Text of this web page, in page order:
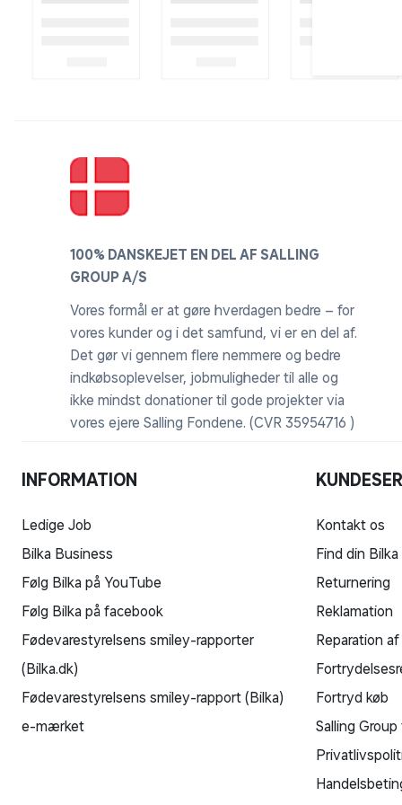
100% DANSKEJET EN DEL AF SALLING
GROUP A/S
Vores formål er at gøre hverdagen bedre – for
vores kunder og i det samfund, vi er en del af.
Det gør vi gennem flere nemmere og bedre
indkøbsoplevelser, jobmuligheder til alle og
ikke mindst donationer til gode projekter via
vores ejere Salling Fondene. (CVR 35954716 )
INFORMATION
Ledige Job
Bilka Business
Følg Bilka på YouTube
Følg Bilka på facebook
Fødevarestyrelsens smiley-rapporter
(Bilka.dk)
Fødevarestyrelsens smiley-rapport (Bilka)
e-mærket
Kontakt os
Find din Bilka
Returnering
Reklamation
Reparation
Fortryd køb
Salling